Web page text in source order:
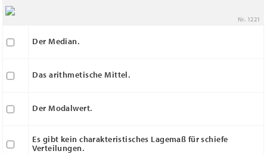
Nr. 1221
Der Median.
Das arithmetische Mittel.
Der Modalwert.
Es gibt kein charakteristisches Lagemaß für schiefe
Verteilungen.